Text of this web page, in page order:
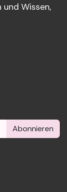
Wissen,
Abonnieren